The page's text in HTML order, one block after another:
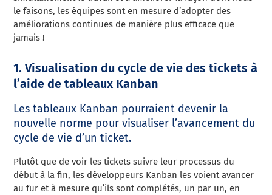
le faisons, les équipes sont en mesure d’adopter des
améliorations continues de manière plus efficace que
jamais !
1. Visualisation du cycle de vie des tickets à
l’aide de tableaux Kanban
Les tableaux Kanban pourraient devenir la
nouvelle norme pour visualiser l’avancement du
cycle de vie d’un ticket.
Plutôt que de voir les tickets suivre leur processus du
début à la fin, les développeurs Kanban les voient avancer
au fur et à mesure qu’ils sont complétés, un par un, en